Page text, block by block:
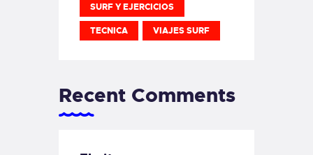
SURF Y EJERCICIOS
TECNICA VIAJES SURF
Recent Comments